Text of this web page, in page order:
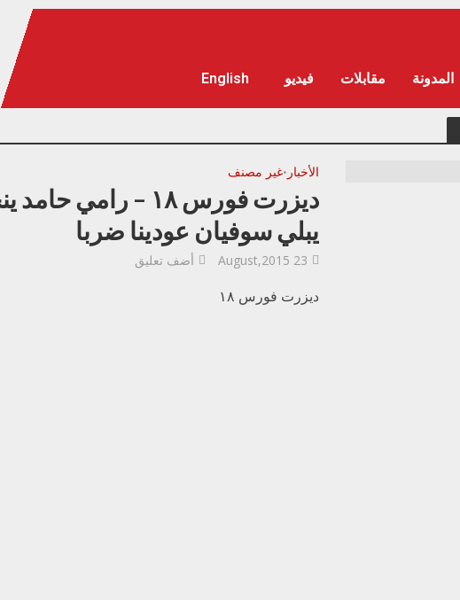
المدونة مقابلات فيديو English
الأخبار •غير مصنف
ديزرت فورس ١٨ –
يبلي سوفيان عودينا ضربا
23 August,2015 أضف تعليق
ديزرت فورس ١٨